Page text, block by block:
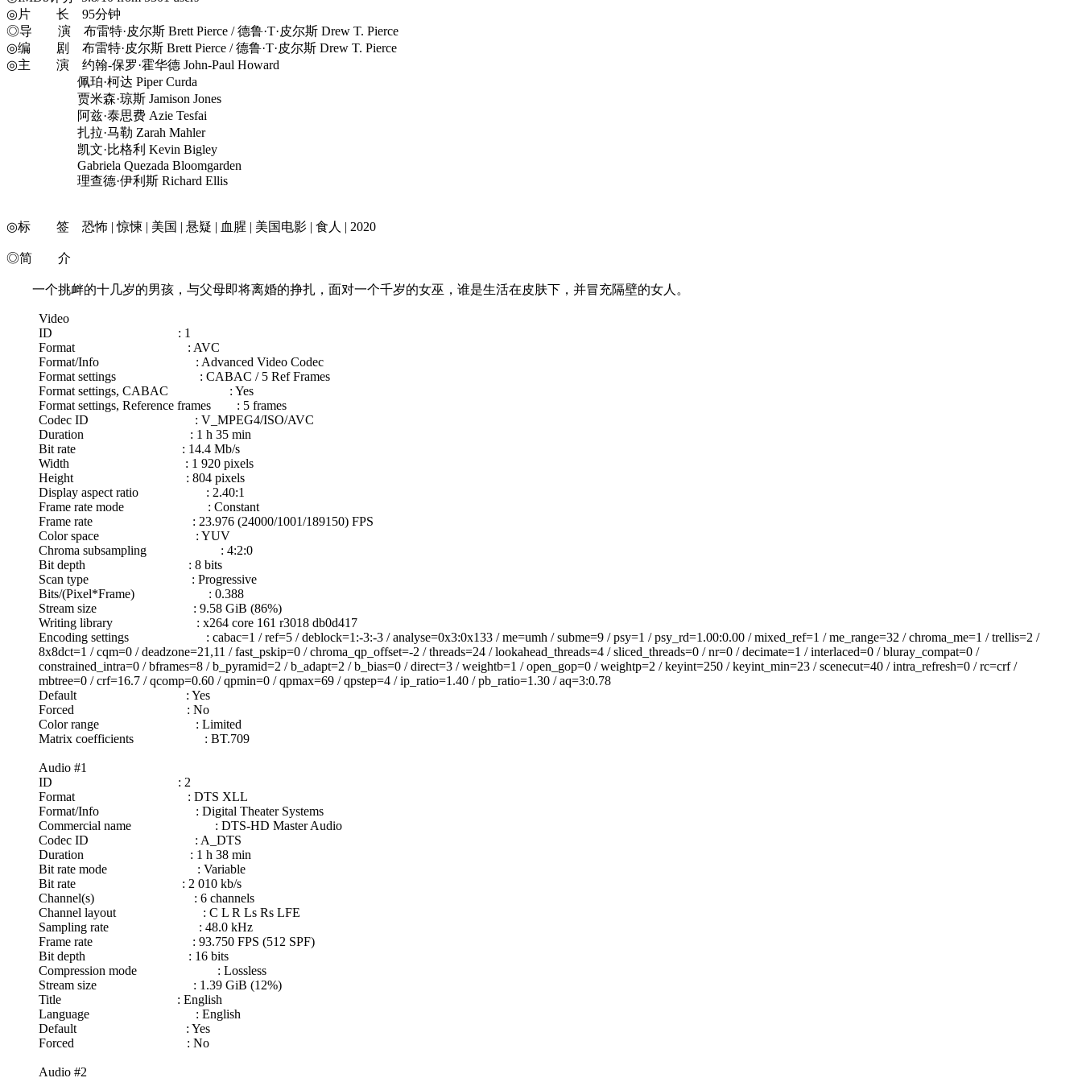
◎片 长 95分钟
◎导 演 布雷特·皮尔斯 Brett Pierce / 德鲁·T·皮尔斯 Drew T. Pierce
◎编 剧 布雷特·皮尔斯 Brett Pierce / 德鲁·T·皮尔斯 Drew T. Pierce
◎主 演 约翰-保罗·霍华德 John-Paul Howard
佩珀·柯达 Piper Curda
贾米森·琼斯 Jamison Jones
阿兹·泰思费 Azie Tesfai
扎拉·马勒 Zarah Mahler
凯文·比格利 Kevin Bigley
Gabriela Quezada Bloomgarden
理查德·伊利斯 Richard Ellis
◎标 签 恐怖 | 惊悚 | 美国 | 悬疑 | 血腥 | 美国电影 | 食人 | 2020
◎简 介
一个挑衅的十几岁的男孩，与父母即将离婚的挣扎，面对一个千岁的女巫，谁是生活在皮肤下，并冒充隔壁的女人。
Video
ID : 1
Format : AVC
Format/Info : Advanced Video Codec
Format settings : CABAC / 5 Ref Frames
Format settings, CABAC : Yes
Format settings, Reference frames : 5 frames
Codec ID : V_MPEG4/ISO/AVC
Duration : 1 h 35 min
Bit rate : 14.4 Mb/s
Width : 1 920 pixels
Height : 804 pixels
Display aspect ratio : 2.40:1
Frame rate mode : Constant
Frame rate : 23.976 (24000/1001/189150) FPS
Color space : YUV
Chroma subsampling : 4:2:0
Bit depth : 8 bits
Scan type : Progressive
Bits/(Pixel*Frame) : 0.388
Stream size : 9.58 GiB (86%)
Writing library : x264 core 161 r3018 db0d417
Encoding settings : cabac=1 / ref=5 / deblock=1:-3:-3 / analyse=0x3:0x133 / me=umh / subme=9 / psy=1 / psy_rd=1.00:0.00 / mixed_ref=1 / me_range=32 / chroma_me=1 / trellis=2 /
8x8dct=1 / cqm=0 / deadzone=21,11 / fast_pskip=0 / chroma_qp_offset=-2 / threads=24 / lookahead_threads=4 / sliced_threads=0 / nr=0 / decimate=1 / interlaced=0 / bluray_compat=0 /
constrained_intra=0 / bframes=8 / b_pyramid=2 / b_adapt=2 / b_bias=0 / direct=3 / weightb=1 / open_gop=0 / weightp=2 / keyint=250 / keyint_min=23 / scenecut=40 / intra_refresh=0 / rc=crf /
mbtree=0 / crf=16.7 / qcomp=0.60 / qpmin=0 / qpmax=69 / qpstep=4 / ip_ratio=1.40 / pb_ratio=1.30 / aq=3:0.78
Default : Yes
Forced : No
Color range : Limited
Matrix coefficients : BT.709
Audio #1
ID : 2
Format : DTS XLL
Format/Info : Digital Theater Systems
Commercial name : DTS-HD Master Audio
Codec ID : A_DTS
Duration : 1 h 38 min
Bit rate mode : Variable
Bit rate : 2 010 kb/s
Channel(s) : 6 channels
Channel layout : C L R Ls Rs LFE
Sampling rate : 48.0 kHz
Frame rate : 93.750 FPS (512 SPF)
Bit depth : 16 bits
Compression mode : Lossless
Stream size : 1.39 GiB (12%)
Title : English
Language : English
Default : Yes
Forced : No
Audio #2